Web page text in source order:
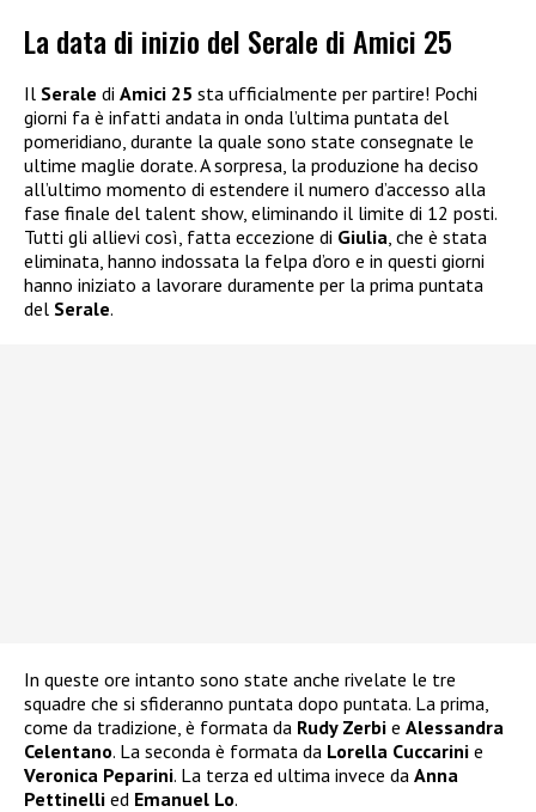
La data di inizio del Serale di Amici 25
Il Serale di Amici 25 sta ufficialmente per partire! Pochi
giorni fa è infatti andata in onda l’ultima puntata del
pomeridiano, durante la quale sono state consegnate le
ultime maglie dorate. A sorpresa, la produzione ha deciso
all’ultimo momento di estendere il numero d’accesso alla
fase finale del talent show, eliminando il limite di 12 posti.
Tutti gli allievi così, fatta eccezione di Giulia , che è stata
eliminata, hanno indossata la felpa d’oro e in questi giorni
hanno iniziato a lavorare duramente per la prima puntata
del Serale.
In queste ore intanto sono state anche rivelate le tre
squadre che si sfideranno puntata dopo puntata. La prima,
come da tradizione, è formata da Rudy Zerbi e Alessandra
Celentano. La seconda è formata da Lorella Cuccarini e
Veronica Peparini. La terza ed ultima invece da Anna
Pettinelli ed Emanuel Lo.